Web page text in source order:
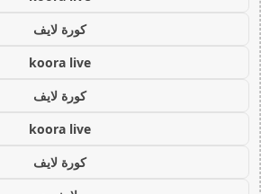
كورة لايف
koora live
كورة لايف
koora live
كورة لايف